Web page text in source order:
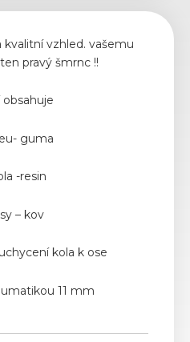
kvalitní vzhled. vašemu
pravý šmrnc !!
obsahuje
guma
-resin
– kov
kola k ose
11 mm